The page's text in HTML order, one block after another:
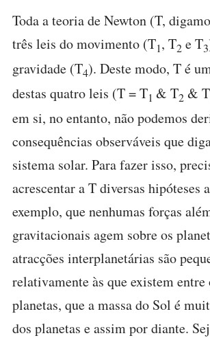
Toda a teoria de Newton (T,
três leis do movimento (T1, T2 e T3
gravidade (T4). Deste modo, T é
destas quatro leis (T = T1 & T2 & T
em si, no entanto, não podemos
consequências observáveis que
sistema solar. Para fazer isso,
acrescentar a T diversas hipóteses
exemplo, que nenhumas forças
gravitacionais agem sobre os
atracções interplanetárias são
relativamente às que existem entre
planetas, que a massa do Sol é
dos planetas e assim por diante.